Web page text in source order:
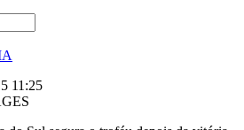
11:25